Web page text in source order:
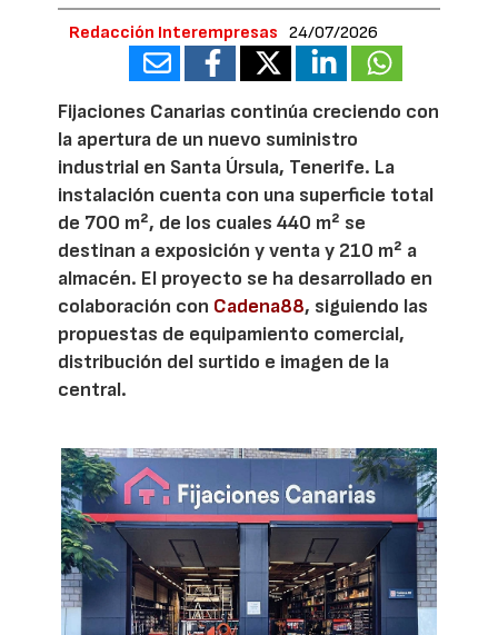
Redacción Interempresas 24/07/2026
Fijaciones Canarias continúa creciendo con
la apertura de un nuevo suministro
industrial en Santa Úrsula, Tenerife. La
instalación cuenta con una superficie total
de 700 m², de los cuales 440 m² se
destinan a exposición y venta y 210 m² a
almacén. El proyecto se ha desarrollado en
colaboración con Cadena88, siguiendo las
propuestas de equipamiento comercial,
distribución del surtido e imagen de la
central.